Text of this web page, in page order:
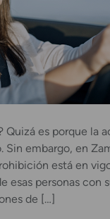
Quizá es porque la
Sin embargo, en
está en
esas personas con
de […]